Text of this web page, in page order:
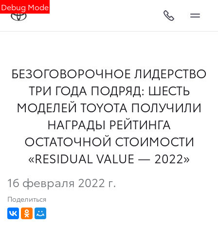
Debug Mode
БЕЗОГОВОРОЧНОЕ ЛИДЕРСТВО
ТРИ ГОДА ПОДРЯД: ШЕСТЬ
МОДЕЛЕЙ TOYOTA ПОЛУЧИЛИ
НАГРАДЫ РЕЙТИНГА
ОСТАТОЧНОЙ СТОИМОСТИ
«RESIDUAL VALUE — 2022»
16 февраля 2022 г.
Поделиться